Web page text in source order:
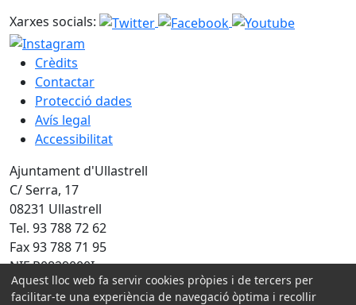
Xarxes socials:
Crèdits
Contactar
Protecció dades
Avís legal
Accessibilitat
Ajuntament d'Ullastrell
C/ Serra, 17
08231 Ullastrell
Tel. 93 788 72 62
Fax 93 788 71 95
NIF P0829000I
Amb la col·laboració de:
Aquest lloc web fa servir cookies pròpies i de tercers per
facilitar-te una experiència de navegació òptima i recollir